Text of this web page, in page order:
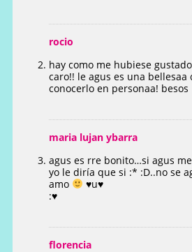
rocio
hay como me hubiese
caro!! le agus es una bellesaa
conocerlo en personaa! besos
maria lujan ybarra
agus es rre bonito…si agus
yo le diría que si :* :D..no se
amo
♥u♥
:♥
florencia